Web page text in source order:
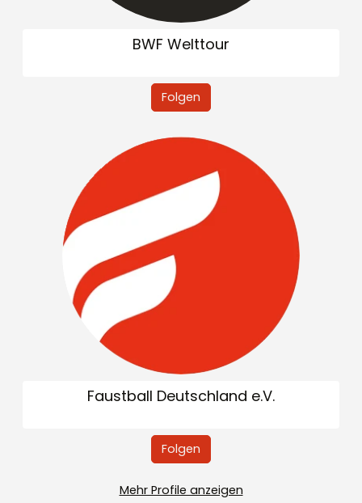
BWF Welttour
Folgen
Faustball Deutschland e.V.
Folgen
Mehr Profile anzeigen